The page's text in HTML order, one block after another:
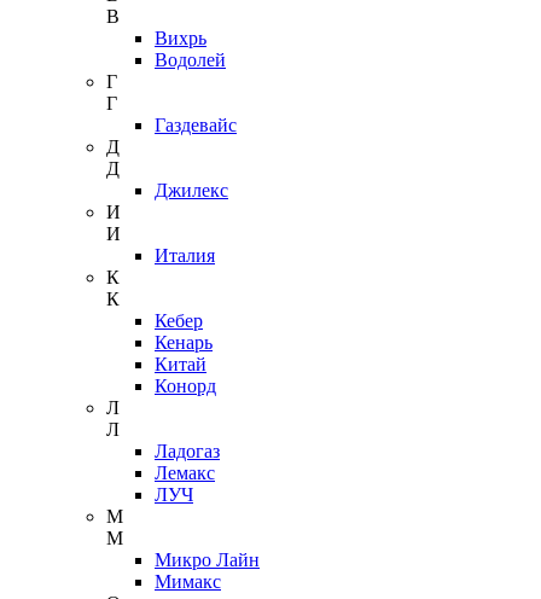
В
Вихрь
Водолей
Г
Г
Газдевайс
Д
Д
Джилекс
И
И
Италия
К
К
Кебер
Кенарь
Китай
Конорд
Л
Л
Ладогаз
Лемакс
ЛУЧ
М
М
Микро Лайн
Мимакс